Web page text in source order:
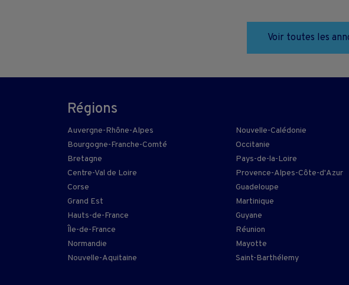
Voir toutes les
Régions
Auvergne-Rhône-Alpes
Bourgogne-Franche-Comté
Bretagne
Centre-Val de Loire
Corse
Grand Est
Hauts-de-France
Île-de-France
Normandie
Nouvelle-Aquitaine
Nouvelle-Calédonie
Occitanie
Pays-de-la-Loire
Provence-Alpes-Côte-d'Azur
Guadeloupe
Martinique
Guyane
Réunion
Mayotte
Saint-Barthélemy